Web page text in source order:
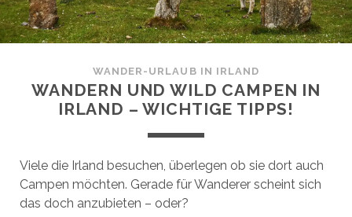
WANDER-URLAUB IN IRLAND
WANDERN UND WILD CAMPEN IN
IRLAND – WICHTIGE TIPPS!
Viele die Irland besuchen, überlegen ob sie dort auch
Campen möchten. Gerade für Wanderer scheint sich
das doch anzubieten – oder?